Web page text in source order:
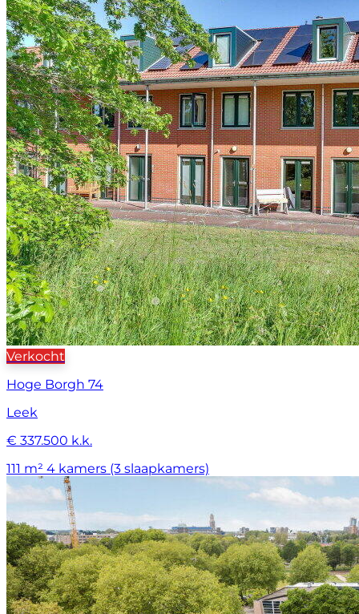
Verkocht
Hoge Borgh 74
Leek
€ 337.500 k.k.
111 m² 4 kamers (3 slaapkamers)